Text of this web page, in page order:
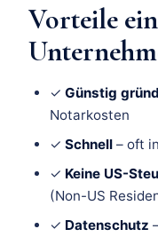
Vorteile
✓ Günstig
Notarkosten
✓ Schnell – oft
✓ Keine US-
(Non-US
✓ Datenschutz